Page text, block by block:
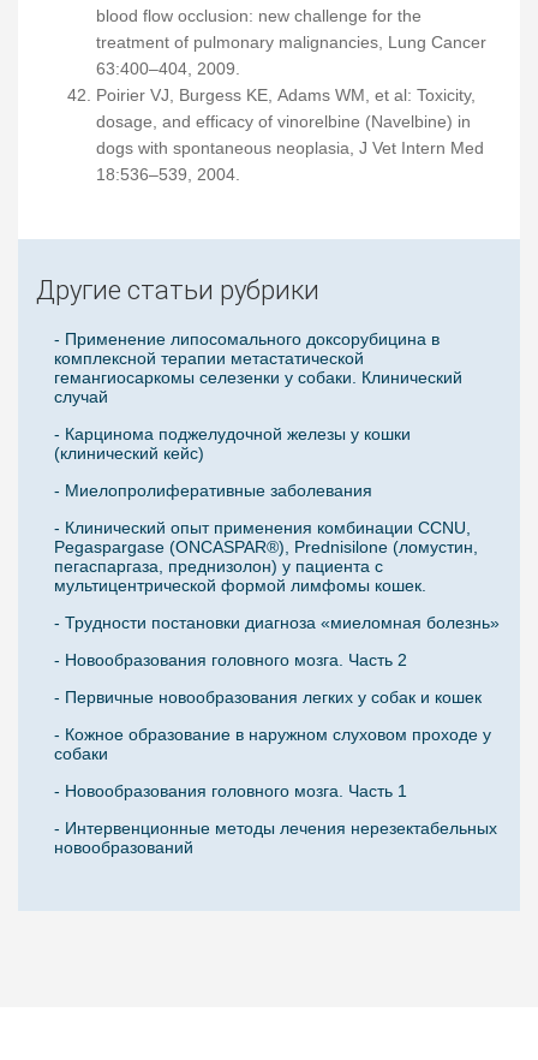
blood flow occlusion: new challenge for the
treatment of pulmonary malignancies, Lung Cancer
63:400–404, 2009.
Poirier VJ, Burgess KE, Adams WM, et al: Toxicity,
dosage, and efficacy of vinorelbine (Navelbine) in
dogs with spontaneous neoplasia, J Vet Intern Med
18:536–539, 2004.
Другие статьи рубрики
- Применение липосомального доксорубицина в
комплексной терапии метастатической
гемангиосаркомы селезенки у собаки. Клинический
случай
- Карцинома поджелудочной железы у кошки
(клинический кейс)
- Миелопролиферативные заболевания
- Клинический опыт применения комбинации CCNU,
Pegaspargase (ONCASPAR®), Prednisilone (ломустин,
пегаспаргаза, преднизолон) у пациента с
мультицентрической формой лимфомы кошек.
- Трудности постановки диагноза «миеломная болезнь»
- Новообразования головного мозга. Часть 2
- Первичные новообразования легких у собак и кошек
- Кожное образование в наружном слуховом проходе у
собаки
- Новообразования головного мозга. Часть 1
- Интервенционные методы лечения нерезектабельных
новообразований